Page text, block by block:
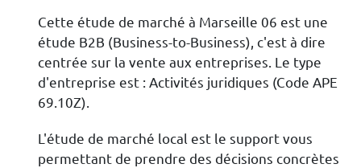
Cette étude de marché à Marseille 06 est une
étude B2B (Business-to-Business), c'est à dire
centrée sur la vente aux entreprises. Le type
d'entreprise est : Activités juridiques (Code APE
69.10Z).
L'étude de marché local est le support vous
permettant de prendre des décisions concrètes